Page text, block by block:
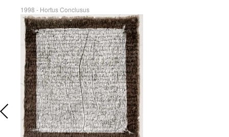
1998 - Hortus Conclusus